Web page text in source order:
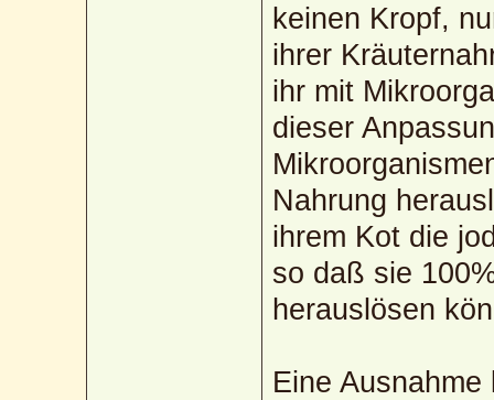
keinen Kropf,
ihrer
ihr mit
dieser
Nahrung
ihrem Kot die
so daß sie
herauslösen
Eine